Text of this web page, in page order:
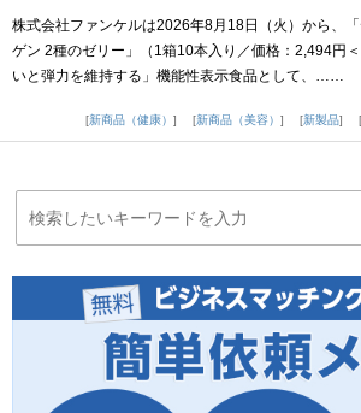
株式会社ファンケルは2026年8月18日（火）から、
ゲン 2種のゼリー」（1箱10本入り／価格：2,494円
いと弾力を維持する」機能性表示食品として、……
新商品（健康）
新商品（美容） 新製品